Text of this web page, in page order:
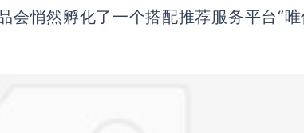
会悄然孵化了一个搭配推荐服务平台“